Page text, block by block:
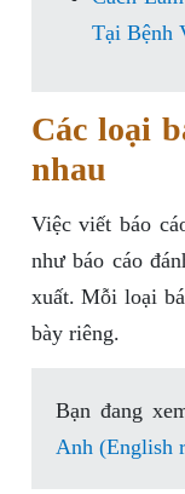
Tại Bệnh
Các loại
nhau
Việc viết báo
như báo cáo
xuất. Mỗi loại
bày riêng.
Bạn đang
Anh (English